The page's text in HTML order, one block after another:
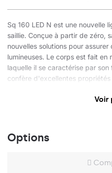
Sq 160 LED N est une nouvelle
saillie. Conçue à partir de zéro,
nouvelles solutions pour
lumineuses. Le corps est fait en
laquelle il se caractérise par
confère d'excellentes
et tous les avantages des
Application
Le luminaire recommandé
Voir
Options